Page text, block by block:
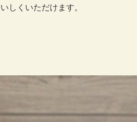
しくいただけます。